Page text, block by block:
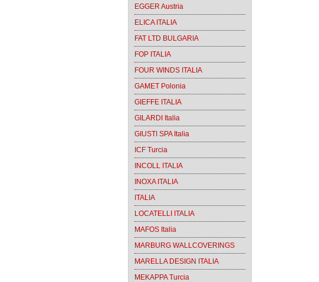
EGGER Austria
ELICA ITALIA
FAT LTD BULGARIA
FOP ITALIA
FOUR WINDS ITALIA
GAMET Polonia
GIEFFE ITALIA
GILARDI Italia
GIUSTI SPA Italia
ICF Turcia
INCOLL ITALIA
INOXA ITALIA
ITALIA
LOCATELLI ITALIA
MAFOS Italia
MARBURG WALLCOVERINGS
MARELLA DESIGN ITALIA
MEKAPPA Turcia